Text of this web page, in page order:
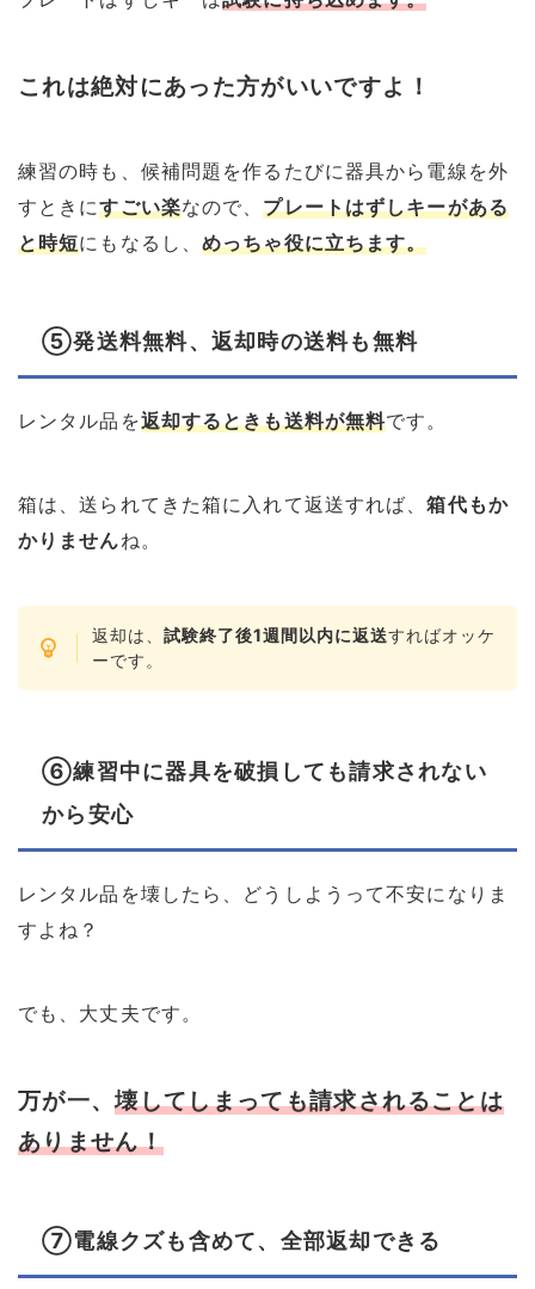
これは絶対にあった方がいいですよ！
練習の時も、候補問題を作るたびに器具から電線を外
すときにすごい楽なので、プレートはずしキーがある
と時短にもなるし、めっちゃ役に立ちます。
⑤発送料無料、返却時の送料も無料
レンタル品を返却するときも送料が無料です。
箱は、送られてきた箱に入れて返送すれば、箱代もか
かりませんね。
返却は、試験終了後1週間以内に返送すればオッケ
ーです。
⑥練習中に器具を破損しても請求されない
から安心
レンタル品を壊したら、どうしようって不安になりま
すよね？
でも、大丈夫です。
万が一、壊してしまっても請求されることは
ありません！
⑦電線クズも含めて、全部返却できる